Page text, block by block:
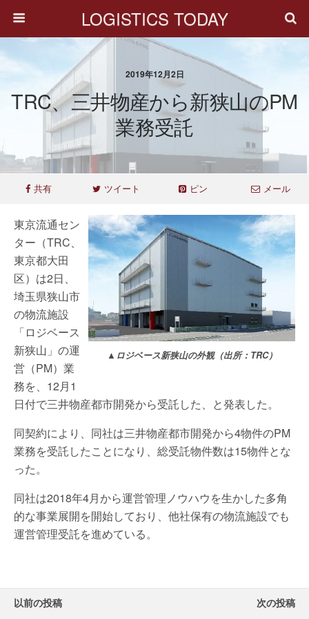
LOGISTICS TODAY
2019年12月2日
TRC、三井物産から新狭山のPM
業務受託
共有 ツイート ピン メール
▲ロジベース新狭山の外観（出所：TRC）
東京流通セン
ター（TRC、
東京都大田
区）は2日、
埼玉県狭山市
の物流施設
「ロジベース
新狭山」の運
営（PM）業
務を、12月1
日付で三井物産都市開発から受託した、と発表した。
同契約により、同社は三井物産都市開発から4物件のPM
業務を受託したことになり、総受託物件数は15物件とな
った。
同社は2018年4月から運営管理ノウハウを生かした多角
的な事業展開を開始しており、他社保有の物流施設でも
運営管理受託を進めている。
以前の投稿 次の投稿